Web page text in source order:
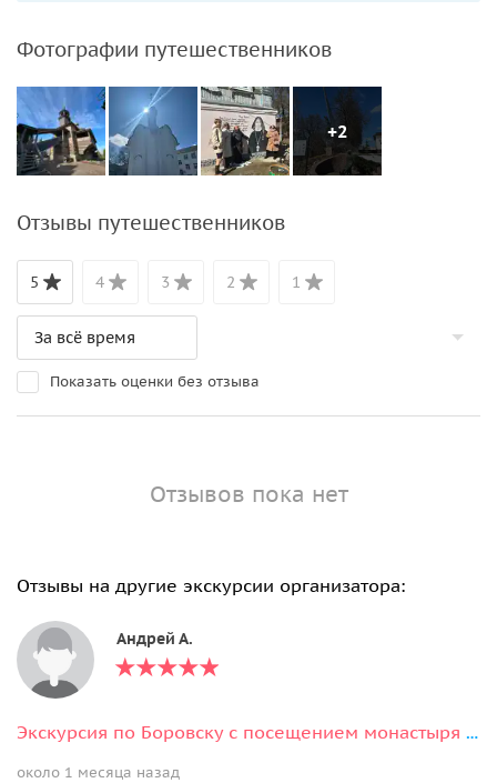
Фотографии путешественников
+2
Отзывы путешественников
5 4 3 2 1
Показать оценки без отзыва
Отзывов пока нет
Отзывы на другие экскурсии организатора:
Андрей А.
Экскурсия по Боровску с посещением монастыря на транспорте туристов
около 1 месяца назад